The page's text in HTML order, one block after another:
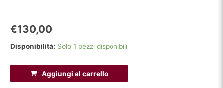
€130,00
Disponibilità: Solo 1 pezzi disponibili
"Turriga"
1993
Aggiungi al carrello